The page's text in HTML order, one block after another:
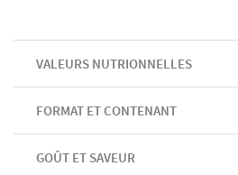
VALEURS NUTRIONNELLES
FORMAT ET CONTENANT
GOÛT ET SAVEUR